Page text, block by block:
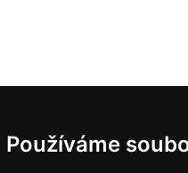
Používáme